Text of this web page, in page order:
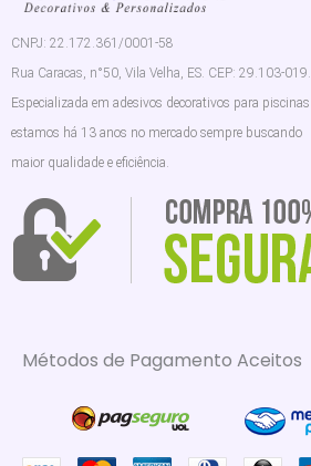
CNPJ: 22.172.361/0001-58
Rua Caracas, n°50, Vila Velha, ES. CEP: 29.103-019.
Especializada em adesivos decorativos para piscinas
estamos há 13 anos no mercado sempre buscando
maior qualidade e eficiência.
Métodos de Pagamento Aceitos